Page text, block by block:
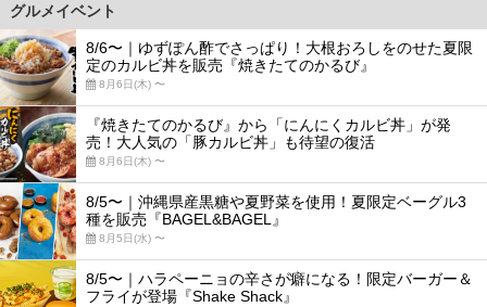
グルメイベント
8/6〜｜ゆずぽん酢でさっぱり！大根おろしをのせた夏限
定のカルビ丼を販売『焼きたてのかるび』
8月6日(木) 〜
『焼きたてのかるび』から「にんにくカルビ丼」が発
売！大人気の「豚カルビ丼」も待望の復活
8月6日(木) 〜
8/5〜｜沖縄県産黒糖や夏野菜を使用！夏限定ベーグル3
種を販売『BAGEL&BAGEL』
8月5日(水) 〜
8/5〜｜ハラペーニョの辛さが癖になる！限定バーガー＆
フライが登場『Shake Shack』